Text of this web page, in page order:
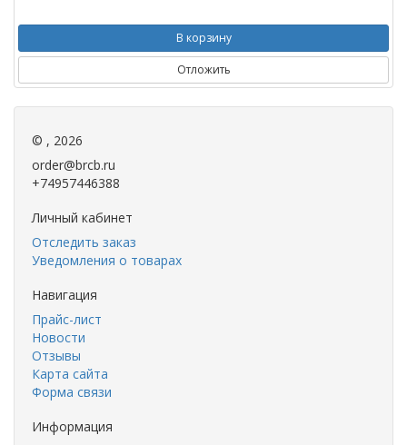
В корзину
Отложить
© , 2026
order@brcb.ru
+74957446388
Личный кабинет
Отследить заказ
Уведомления о товарах
Навигация
Прайс-лист
Новости
Отзывы
Карта сайта
Форма связи
Информация